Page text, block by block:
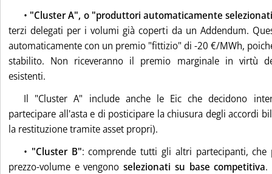
• "Cluster A", o "produttori automaticamente
terzi delegati per i volumi già coperti da un Addendum.
automaticamente con un premio "fittizio" di -20 €/MWh,
stabilito. Non riceveranno il premio marginale in virtù
esistenti.
Il "Cluster A" include anche le Eic che decidono
partecipare all'asta e di posticipare la chiusura degli accordi
la restituzione tramite asset propri).
• "Cluster B": comprende tutti gli altri partecipanti, che
prezzo-volume e vengonoselezionati su base competitiva.